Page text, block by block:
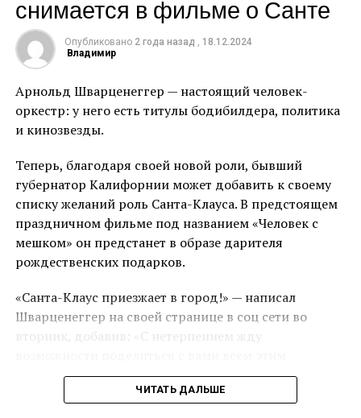
похвасталась результатами своих усиленных
тренировок. Ведущая гордо продемонстрировала
накаченные руки и кубики пресса. Однако далеко не
Тодоренко в одном белье.
«Ещё одна в трусах на камеру», «Надень лосины и
видели», «Она, конечно, молодец, что держится
хорошо после родов, но выглядит она мужеподобно»,
«Не особо женственная фигура, да худая, да без
складок, но для меня некрасиво», «Неженственно от
слова совсем!», «И зачем такое на всеобщее
обозрение? Такое только для домашнего архива», ‒
Стоит сказать, что ради этой фигуры ведущей
приходилось во многом отказывать себе. Так,
шести вечера и тренируется три-четыре раза в
неделю. В особенно загруженные дни она уделяет
снимается в фильме о Санте
Опубликовано 2 года назад , 18.12.2024
Владимир
Арнольд Шварценеггер — настоящий человек-
оркестр: у него есть титулы бодибилдера, политика
и кинозвезды.
Теперь, благодаря своей новой роли, бывший
губернатор Калифорнии может добавить к своему
списку желаний роль Санта-Клауса. В предстоящем
праздничном фильме под названием «Человек с
мешком» он предстанет в образе дарителя
рождественских подарков.
«Санта-Клаус приезжает в город!» — написал
Шварценеггер на своей странице в соц сети во
вторник, добавив: «С нетерпением жду
рождественским настроением».
ЧИТАТЬ ДАЛЬШЕ